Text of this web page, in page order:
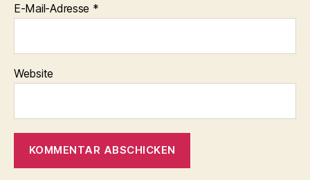
E-Mail-Adresse *
Website